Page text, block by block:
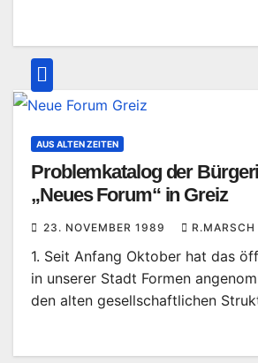
AUS ALTEN ZEITEN
Problemkatalog der
„Neues Forum“ in Greiz
23. NOVEMBER 1989 R.MARSCH
1. Seit Anfang Oktober hat das
in unserer Stadt Formen
den alten gesellschaftlichen